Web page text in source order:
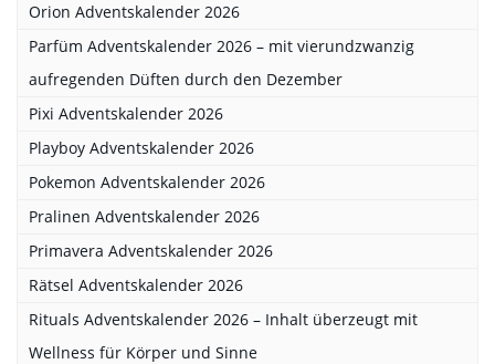
Orion Adventskalender 2026
Parfüm Adventskalender 2026 – mit vierundzwanzig
aufregenden Düften durch den Dezember
Pixi Adventskalender 2026
Playboy Adventskalender 2026
Pokemon Adventskalender 2026
Pralinen Adventskalender 2026
Primavera Adventskalender 2026
Rätsel Adventskalender 2026
Rituals Adventskalender 2026 – Inhalt überzeugt mit
Wellness für Körper und Sinne